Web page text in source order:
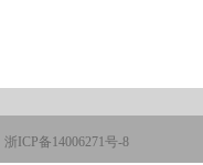
浙ICP备14006271号-8